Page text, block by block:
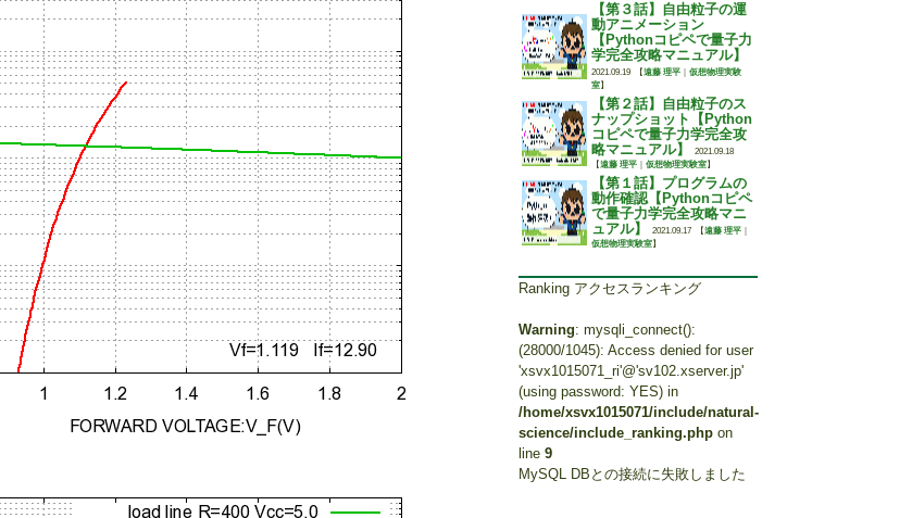
【第３話】自由粒子の運
動アニメーション
【Pythonコピペで量子力
学完全攻略マニュアル】
2021.09.19 【遠藤 理平
仮想物理実験
室】
【第２話】自由粒子のス
ナップショット【Python
コピペで量子力学完全攻
略マニュアル】
2021.09.18
【遠藤 理平 仮想物理実験室】
【第１話】プログラムの
動作確認【Pythonコピペ
で量子力学完全攻略マニ
ュアル】
2021.09.17 【遠藤 理平
仮想物理実験室】
Ranking アクセスランキング
Warning: mysqli_connect():
(28000/1045): Access denied for user
'xsvx1015071_ri'@'sv102.xserver.jp'
(using password: YES) in
/home/xsvx1015071/include/natural-
science/include_ranking.php on
line 9
MySQL DBとの接続に失敗しました